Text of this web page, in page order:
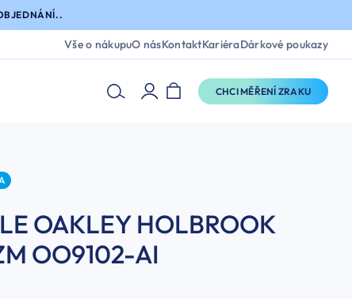
Vše o nákupuO násKontaktKariéraDárkové poukazy
CHCI MĚŘENÍ ZRAKU
OAKLEY HOLBROOK
OO9102-AI